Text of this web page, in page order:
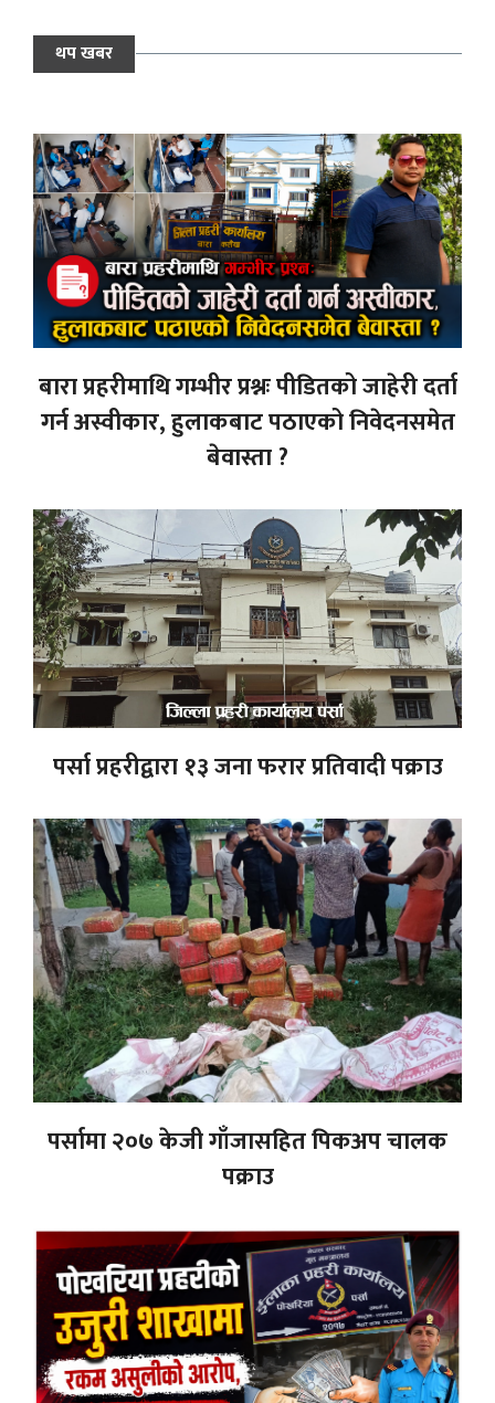
थप खबर
बारा प्रहरीमाथि गम्भीर प्रश्नः पीडितको जाहेरी दर्ता
गर्न अस्वीकार, हुलाकबाट पठाएको निवेदनसमेत
बेवास्ता ?
पर्सा प्रहरीद्वारा १३ जना फरार प्रतिवादी पक्राउ
पर्सामा २०७ केजी गाँजासहित पिकअप चालक
पक्राउ